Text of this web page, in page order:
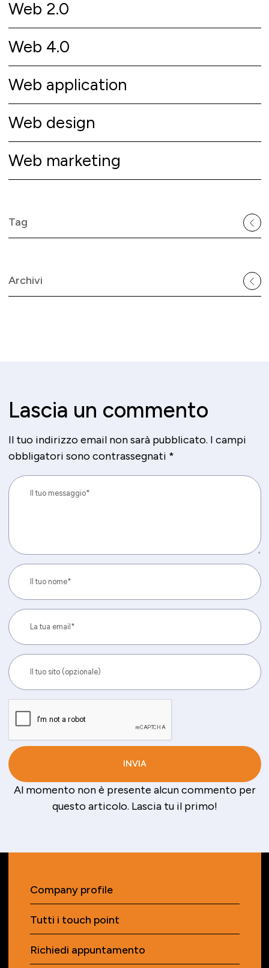
Web 2.0
Web 4.0
Web application
Web design
Web marketing
Tag
Archivi
Lascia un commento
Il tuo indirizzo email non sarà pubblicato. I campi
obbligatori sono contrassegnati *
Al momento non è presente alcun commento per
questo articolo. Lascia tu il primo!
Company profile
Tutti i touch point
Richiedi appuntamento